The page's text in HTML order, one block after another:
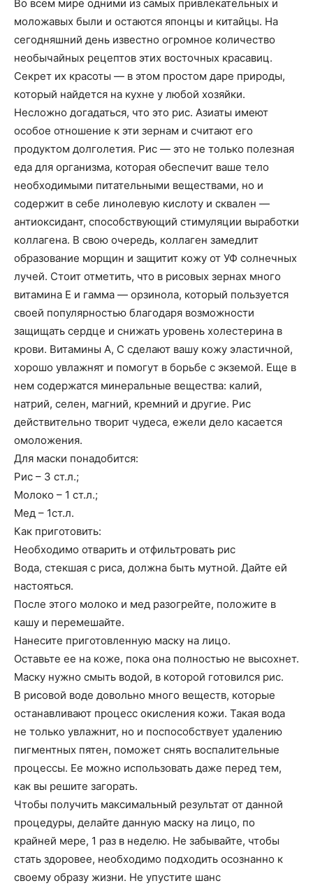
Во всем мире одними из самых привлекательных и
моложавых были и остаются японцы и китайцы. На
сегодняшний день известно огромное количество
необычайных рецептов этих восточных красавиц.
Секрет их красоты — в этом простом даре природы,
который найдется на кухне у любой хозяйки.
Несложно догадаться, что это рис. Азиаты имеют
особое отношение к эти зернам и считают его
продуктом долголетия. Рис — это не только полезная
еда для организма, которая обеспечит ваше тело
необходимыми питательными веществами, но и
содержит в себе линолевую кислоту и сквален —
антиоксидант, способствующий стимуляции выработки
коллагена. В свою очередь, коллаген замедлит
образование морщин и защитит кожу от УФ солнечных
лучей. Стоит отметить, что в рисовых зернах много
витамина Е и гамма — орзинола, который пользуется
своей популярностью благодаря возможности
защищать сердце и снижать уровень холестерина в
крови. Витамины А, С сделают вашу кожу эластичной,
хорошо увлажнят и помогут в борьбе с экземой. Еще в
нем содержатся минеральные вещества: калий,
натрий, селен, магний, кремний и другие. Рис
действительно творит чудеса, ежели дело касается
омоложения.
Для маски понадобится:
Рис – 3 ст.л.;
Молоко – 1 ст.л.;
Мед – 1ст.л.
Как приготовить:
Необходимо отварить и отфильтровать рис
Вода, стекшая с риса, должна быть мутной. Дайте ей
настояться.
После этого молоко и мед разогрейте, положите в
кашу и перемешайте.
Нанесите приготовленную маску на лицо.
Оставьте ее на коже, пока она полностью не высохнет.
Маску нужно смыть водой, в которой готовился рис.
В рисовой воде довольно много веществ, которые
останавливают процесс окисления кожи. Такая вода
не только увлажнит, но и поспособствует удалению
пигментных пятен, поможет снять воспалительные
процессы. Ее можно использовать даже перед тем,
как вы решите загорать.
Чтобы получить максимальный результат от данной
процедуры, делайте данную маску на лицо, по
крайней мере, 1 раз в неделю. Не забывайте, чтобы
стать здоровее, необходимо подходить осознанно к
своему образу жизни. Не упустите шанс